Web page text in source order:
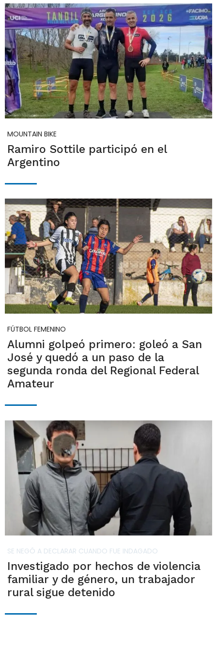
MOUNTAIN BIKE
Ramiro Sottile participó en el
Argentino
FÚTBOL FEMENINO
Alumni golpeó primero: goleó a San
José y quedó a un paso de la
segunda ronda del Regional Federal
Amateur
SE NEGÓ A DECLARAR CUANDO FUE INDAGADO
Investigado por hechos de violencia
familiar y de género, un trabajador
rural sigue detenido